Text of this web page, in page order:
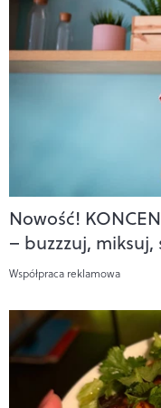
Nowość!
– buzzzuj,
Współpraca reklamowa